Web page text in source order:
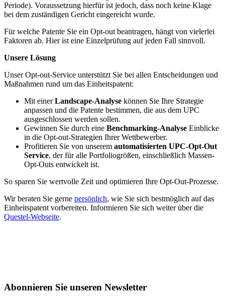
Periode). Voraussetzung hierfür ist jedoch, dass noch keine Klage
bei dem zuständigen Gericht eingereicht wurde.
Für welche Patente Sie ein Opt-out beantragen, hängt von vielerlei
Faktoren ab. Hier ist eine Einzelprüfung auf jeden Fall sinnvoll.
Unsere Lösung
Unser Opt-out-Service unterstützt Sie bei allen Entscheidungen und
Maßnahmen rund um das Einheitspatent:
Mit einerLandscape-Analyse können Sie Ihre Strategie
anpassen und die Patente bestimmen, die aus dem UPC
ausgeschlossen werden sollen.
Gewinnen Sie durch eine Benchmarking-Analyse Einblicke
in die Opt-out-Strategien Ihrer Wettbewerber.
Profitieren Sie von unserem automatisierten UPC-Opt-Out
Service, der für alle Portfoliogrößen, einschließlich Massen-
Opt-Outs entwickelt ist.
So sparen Sie wertvolle Zeit und optimieren Ihre Opt-Out-Prozesse.
Wir beraten Sie gerne persönlich, wie Sie sich bestmöglich auf das
Einheitspatent vorbereiten. Informieren Sie sich weiter über die
Questel-Webseite.
Abonnieren Sie unseren Newsletter